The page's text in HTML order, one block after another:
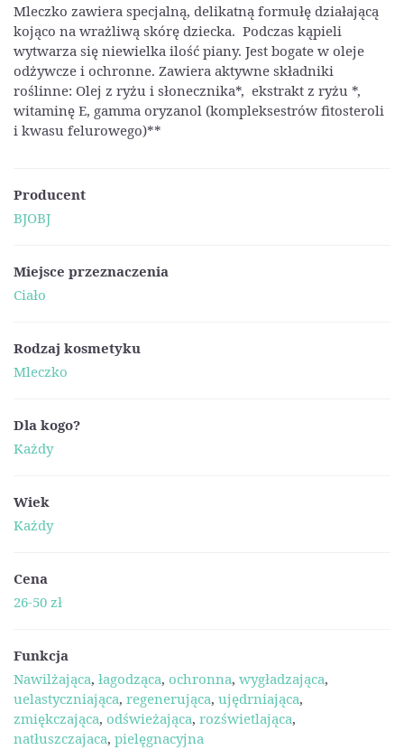
Mleczko zawiera specjalną, delikatną formułę działającą
kojąco na wrażliwą skórę dziecka. Podczas kąpieli
wytwarza się niewielka ilość piany. Jest bogate w oleje
odżywcze i ochronne. Zawiera aktywne składniki
roślinne: Olej z ryżu i słonecznika*, ekstrakt z ryżu *,
witaminę E, gamma oryzanol (kompleksestrów fitosteroli
i kwasu felurowego)**
Producent
BJOBJ
Miejsce przeznaczenia
Ciało
Rodzaj kosmetyku
Mleczko
Dla kogo?
Każdy
Wiek
Każdy
Cena
26-50 zł
Funkcja
Nawilżająca, łagodząca, ochronna, wygładzająca,
uelastyczniająca, regenerująca, ujędrniająca,
zmiękczająca, odświeżająca, rozświetlająca,
natłuszczajaca, pielęgnacyjna